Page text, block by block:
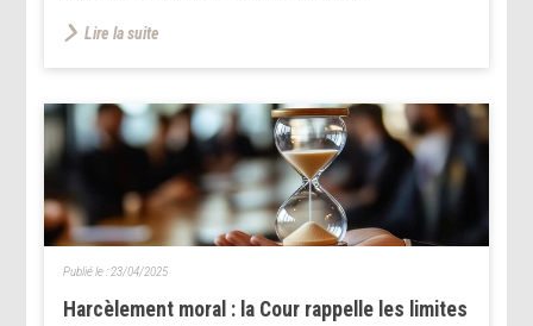
Lire la suite
Harcèlement moral : la Cour rappelle les limites
Publié le : 23/04/2025